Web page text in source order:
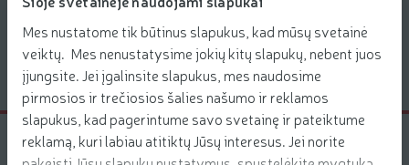
Mes nustatome tik būtinus slapukus, kad mūsų svetainė
veiktų. Mes nenustatysime jokių kitų slapukų, nebent juos
įjungsite. Jei įgalinsite slapukus, mes naudosime
pirmosios ir trečiosios šalies našumo ir reklamos
slapukus, kad pagerintume savo svetainę ir pateiktume
reklamą, kuri labiau atitiktų Jūsų interesus. Jei norite
Grįžti į parduotuvę
Klientų aptarnavimo centras